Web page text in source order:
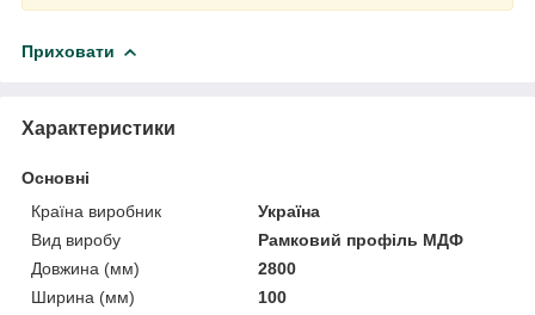
Приховати
Характеристики
Основні
Країна виробник
Україна
Вид виробу
Рамковий профіль МДФ
Довжина (мм)
2800
Ширина (мм)
100